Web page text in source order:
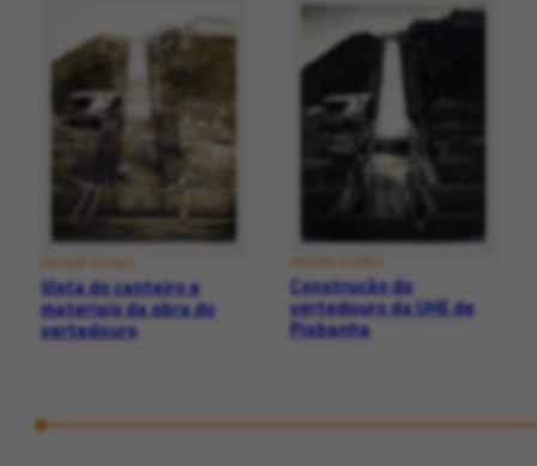
IMAGEM ACERVO
Vista do canteiro e
materiais da obra do
vertedouro
IMAGEM ACERVO
Construção do
vertedouro da UHE de
Piabanha